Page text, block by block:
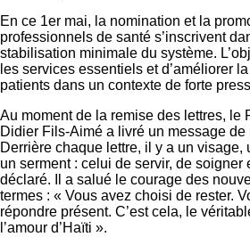
En ce 1er mai, la nomination et la
professionnels de santé s’inscrivent
stabilisation minimale du système.
les services essentiels et d’améliorer
patients dans un contexte de forte
Au moment de la remise des lettres, le
Didier Fils-Aimé a livré un message
Derrière chaque lettre, il y a un visage,
un serment : celui de servir, de soigner
déclaré. Il a salué le courage des
termes : « Vous avez choisi de rester.
répondre présent. C’est cela, le
l’amour d’Haïti ».